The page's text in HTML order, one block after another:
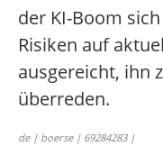
der KI-Boom
Risiken auf
ausgereicht, ihn
überreden.
de | boerse | 69284283 |